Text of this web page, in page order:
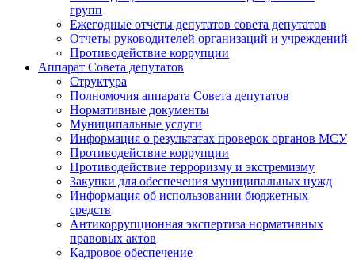
групп
Ежегодные отчеты депутатов совета депутатов
Отчеты руководителей организаций и учреждений
Противодействие коррупции
Аппарат Совета депутатов
Структура
Полномочия аппарата Совета депутатов
Нормативные документы
Муниципальные услуги
Информация о результатах проверок органов МСУ
Противодействие коррупции
Противодействие терроризму и экстремизму
Закупки для обеспечения муниципальных нужд
Информация об использовании бюджетных
средств
Антикоррупционная экспертиза нормативных
правовых актов
Кадровое обеспечение